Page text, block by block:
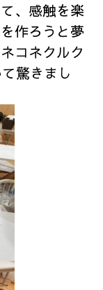
、感触を楽
作ろうと夢
コネクルク
驚きまし